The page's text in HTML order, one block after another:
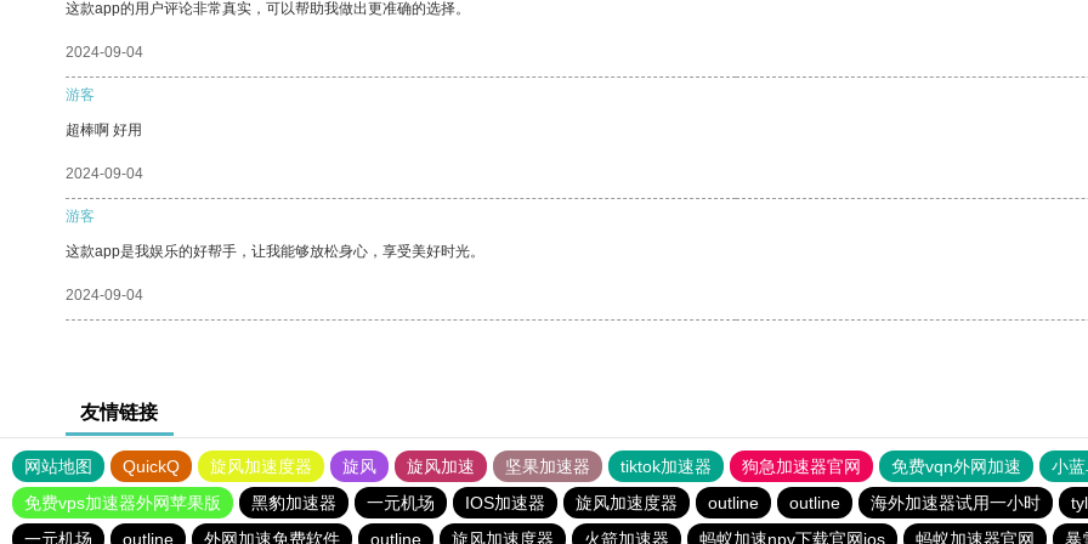
这款app的用户评论非常真实，可以帮助我做出更准确的选择。
2024-09-04
游客
超棒啊 好用
2024-09-04
游客
这款app是我娱乐的好帮手，让我能够放松身心，享受美好时光。
2024-09-04
友情链接
网站地图 QuickQ 旋风加速度器 旋风 旋风加速 坚果加速器 tiktok加速器 狗急加速器官网 免费vqn外网加速 小
免费vps加速器外网苹果版
黑豹加速器 一元机场 IOS加速器 旋风加速度器 outline outline 海外加速器试用一小时
一元机场
outline 外网加速免费软件 outline 旋风加速度器 火箭加速器 蚂蚁加速npv下载官网ios 蚂蚁加速器官网 暴